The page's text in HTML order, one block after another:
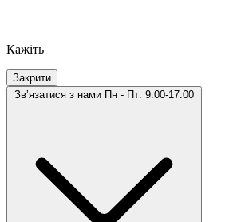
Кажіть
Закрити
Звʼязатися з нами Пн - Пт: 9:00-17:00